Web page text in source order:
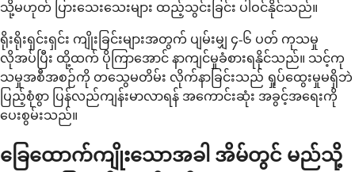
သို့မဟုတ် ပြားသေးသေးများ ထည့်သွင်းခြင်း ပါဝင်နိုင်သည်။
ရိုးရိုးရှင်းရှင်း ကျိုးခြင်းများအတွက် ပျမ်းမျှ ၄-၆ ပတ် ကုသမှု
လိုအပ်ပြီး ထို့ထက် ပိုကြာအောင် နာကျင်မှုခံစားရနိုင်သည်။ သင့်ကု
သမှုအစီအစဉ်ကို တသွေမတိမ်း လိုက်နာခြင်းသည် ရှုပ်ထွေးမှုမရှိဘဲ
ပြည့်စုံစွာ ပြန်လည်ကျန်းမာလာရန် အကောင်းဆုံး အခွင့်အရေးကို
ပေးစွမ်းသည်။
ခြေထောက်ကျိုးသောအခါ အိမ်တွင် မည်သို့